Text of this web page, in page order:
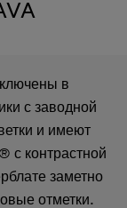
в
с заводной
и имеют
с контрастной
заметно
отметки.